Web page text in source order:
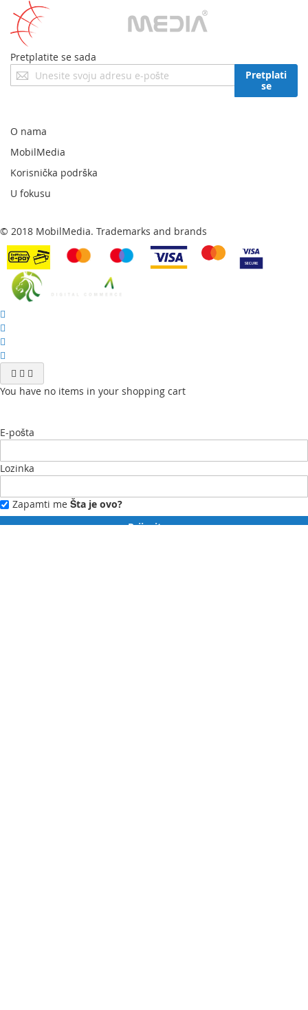
Pretplatite se sada
Prijavite
se
newsletter:
Pretplati
se
O nama
MobilMedia
Korisnička podrška
U fokusu
© 2018 MobilMedia. Trademarks and brands
You have no items in your shopping cart
E-pošta
Lozinka
Zapamti me Šta je ovo?
Prijavite se